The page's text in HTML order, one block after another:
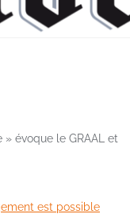
évoque le GRAAL et
est possible